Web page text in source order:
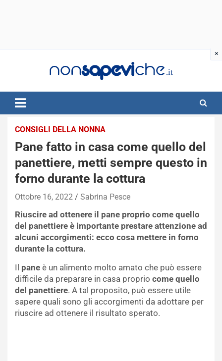
CONSIGLI DELLA NONNA
Pane fatto in casa come quello del
panettiere, metti sempre questo in
forno durante la cottura
Ottobre 16, 2022 Sabrina Pesce
Riuscire ad ottenere il pane proprio come quello
del panettiere è importante prestare attenzione ad
alcuni accorgimenti: ecco cosa mettere in forno
durante la cottura.
Il pane è un alimento molto amato che può essere
difficile da preparare in casa proprio come quello
del panettiere. A tal proposito, può essere utile
sapere quali sono gli accorgimenti da adottare per
riuscire ad ottenere il risultato sperato.